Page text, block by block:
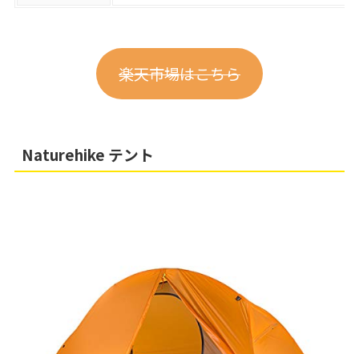
楽天市場はこちら
Naturehike テント